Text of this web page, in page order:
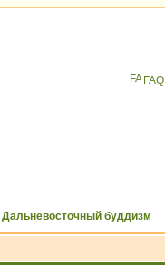
FAQ
Дальневосточный буддизм